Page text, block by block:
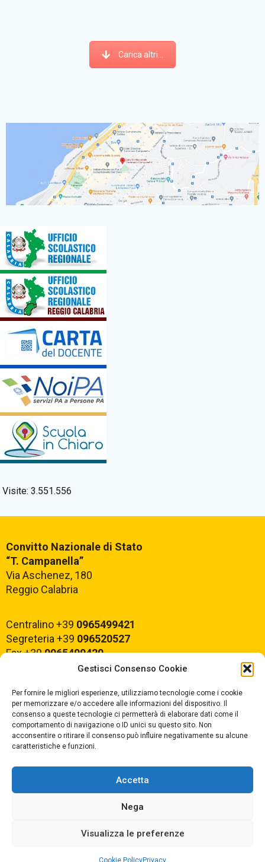
Gestisci Consenso Cookie
Per fornire le migliori esperienze, utilizziamo tecnologie come i cookie
per memorizzare e/o accedere alle informazioni del dispositivo. Il
consenso a queste tecnologie ci permetterà di elaborare dati come il
comportamento di navigazione o ID unici su questo sito. Non
acconsentire o ritirare il consenso può influire negativamente su alcune
caratteristiche e funzioni.
Accetta
Nega
Visualizza le preferenze
Cookie PolicyPrivacy
Carica altri...
Visite: 3.551.556
Convitto Nazionale di Stato
“T. Campanella”
Via Aschenez, 180
Reggio Calabria
Centralino +39 0965499421
Segreteria +39 096520527
Fax +390965499420
E-mail: rcvc010005@istruzione.it
PEC:rcvc010005@pec.istruzione.it
ORARIO DI APERTURA
Dal lunedì al Venerdì
dalle ore 07,00 alle ore 18,30
Copyright © 2025 Convitto Nazionale di Stato